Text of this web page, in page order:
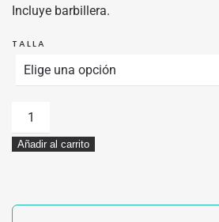
Incluye barbillera.
TALLA
CASCO
ACERBIS
X-
MATE
Añadir al carrito